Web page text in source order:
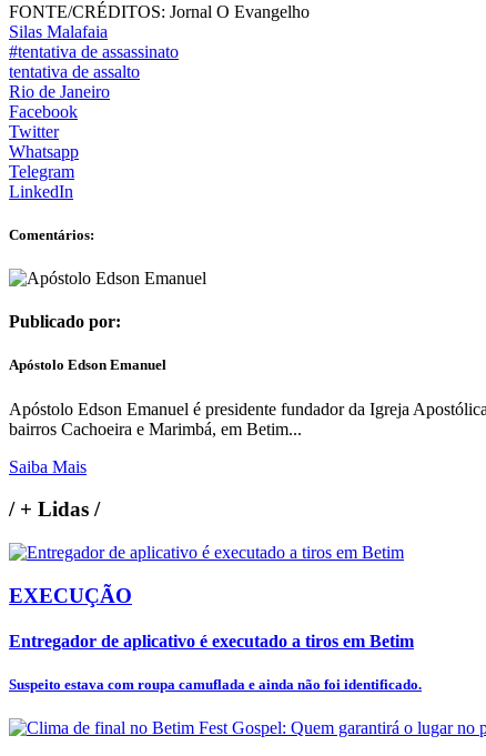
FONTE/CRÉDITOS: Jornal O Evangelho
Silas Malafaia
#tentativa de assassinato
tentativa de assalto
Rio de Janeiro
Facebook
Twitter
Whatsapp
Telegram
LinkedIn
Comentários:
Publicado por:
Apóstolo Edson Emanuel
Apóstolo Edson Emanuel é presidente fundador da Igreja
bairros Cachoeira e Marimbá, em Betim...
Saiba Mais
/+ Lidas /
EXECUÇÃO
Entregador de aplicativo é executado a tiros em Betim
Suspeito estava com roupa camuflada e ainda não foi identificado.